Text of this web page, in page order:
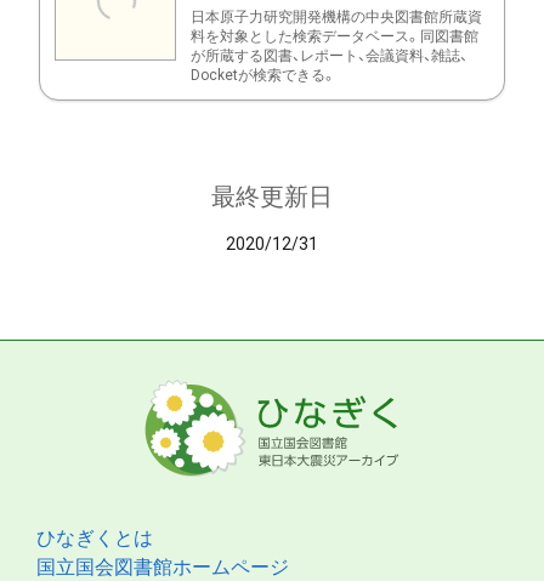
日本原子力研究開発機構の中央図書館所蔵資
料を対象とした検索データベース。同図書館
が所蔵する図書、レポート、会議資料、雑誌、
Docketが検索できる。
最終更新日
2020/12/31
ひなぎくとは
国立国会図書館ホームページ